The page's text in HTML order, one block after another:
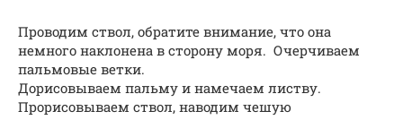
Проводим ствол, обратите внимание, что она
немного наклонена в сторону моря. Очерчиваем
пальмовые ветки.
Дорисовываем пальму и намечаем листву.
Прорисовываем ствол, наводим чешую